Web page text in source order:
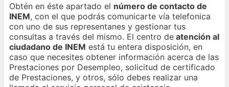
Obtén en éste apartado el número de contacto de
INEM, con el que podrás comunicarte vía telefonica
con uno de sus representanes y gestionar tus
consultas a través del mismo. El centro de atención al
ciudadano de INEM está tu entera disposición, en
caso que necesites obtener información acerca de las
Prestaciones por Desempleo, solicitud de certificado
de Prestaciones, y otros, sólo debes realizar una